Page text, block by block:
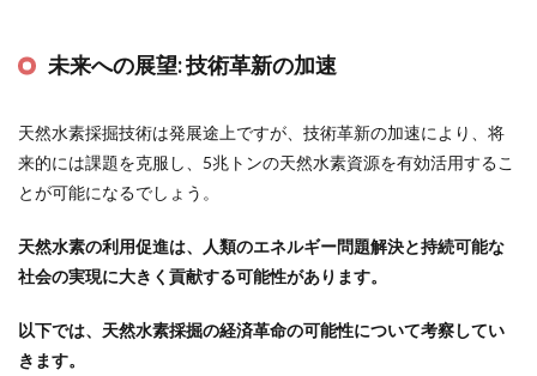
未来への展望:技術革新の加速
天然水素採掘技術は発展途上ですが、技術革新の加速により、将
来的には課題を克服し、5兆トンの天然水素資源を有効活用するこ
とが可能になるでしょう。
天然水素の利用促進は、人類のエネルギー問題解決と持続可能な
社会の実現に大きく貢献する可能性があります。
以下では、天然水素採掘の経済革命の可能性について考察してい
きます。